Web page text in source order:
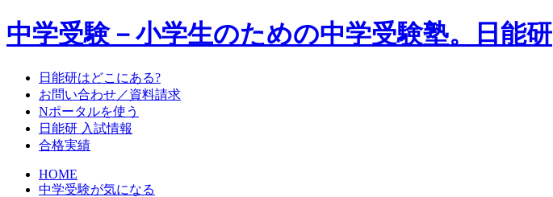
中学受験－小学生のための中学受験塾。日能研
日能研はどこにある?
お問い合わせ／資料請求
Nポータルを使う
日能研 入試情報
合格実績
HOME
中学受験が気になる